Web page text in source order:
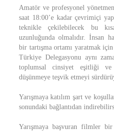
Amatör ve profesyonel
saat 18:00’e kadar çevrimiçi
teknikle çekilebilecek bu
uzunluğunda olmalıdır. İnsan
bir tartışma ortamı yaratmak
Türkiye Delegasyonu aynı
toplumsal cinsiyet eşitliği
düşünmeye teşvik etmeyi
Yarışmaya katılım şart ve
sonundaki bağlantıdan
Yarışmaya başvuran filmler